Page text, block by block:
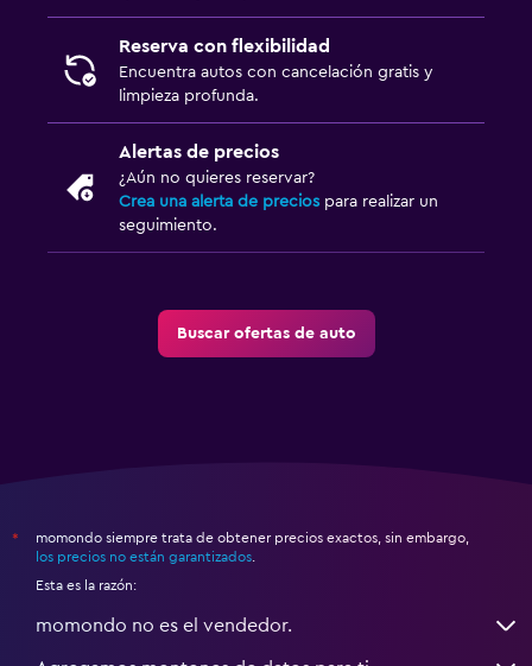
Reserva con flexibilidad
Encuentra autos con cancelación gratis y
limpieza profunda.
Alertas de precios
¿Aún no quieres reservar?
Crea una alerta de precios para realizar un
seguimiento.
Buscar ofertas de auto
*
momondo siempre trata de obtener precios exactos, sin embargo,
los precios no están garantizados.
Esta es la razón:
momondo no es el vendedor.